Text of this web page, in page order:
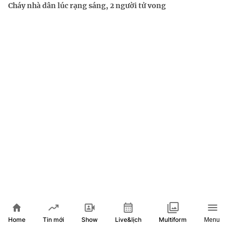
Cháy nhà dân lúc rạng sáng, 2 người tử vong
XEM THÊM
Home Tin mới Show Live&lịch Multiform Menu